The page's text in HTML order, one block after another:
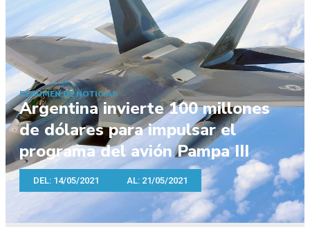
RESUMEN DE NOTICIAS
Argentina invierte 100 millones
de dólares para impulsar el
programa del avión Pampa III
DEL: 14/05/2021 AL: 21/05/2021